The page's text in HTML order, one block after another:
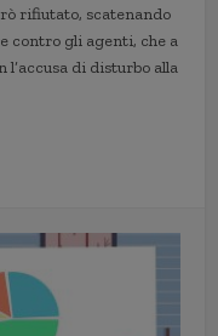
rifiutato, scatenando
contro gli agenti, che a
l’accusa di disturbo alla